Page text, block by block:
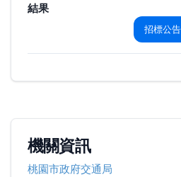
結果
招標公告
機關資訊
桃園市政府交通局